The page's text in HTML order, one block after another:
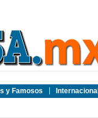
y Famosos Internacional